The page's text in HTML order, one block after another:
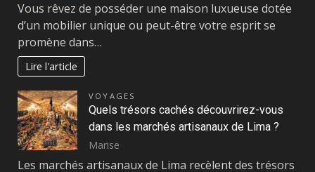
Vous rêvez de posséder une maison luxueuse dotée
d’un mobilier unique ou peut-être votre esprit se
promène dans…
Lire l'article
VOYAGES
Quels trésors cachés découvrirez-vous
dans les marchés artisanaux de Lima ?
Marise
Les marchés artisanaux de Lima recèlent des trésors